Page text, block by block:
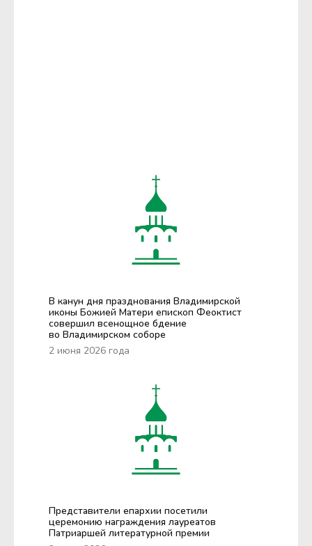
В канун дня празднования Владимирской
иконы Божией Матери епископ Феоктист
совершил всенощное бдение
во Владимирском соборе
2 июня 2026 года
Представители епархии посетили
церемонию награждения лауреатов
Патриаршей литературной премии